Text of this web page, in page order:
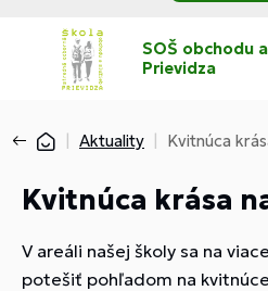
SOŠ obchodu
Prievidza
Aktuality Kvitnúca
Kvitnúca krása
V areáli našej školy sa na
potešiť pohľadom na kvitnúce